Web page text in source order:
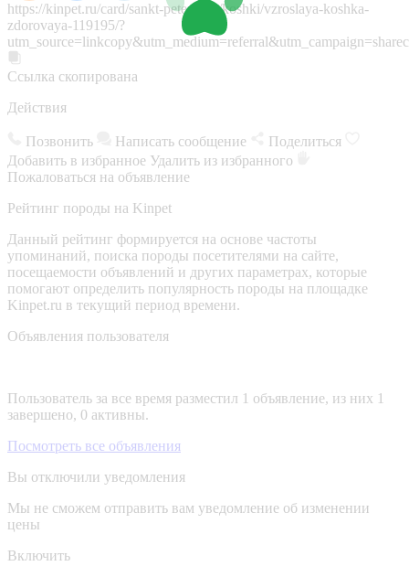
https://kinpet.ru/card/sankt-peterburg/koshki/vzroslaya-koshka-
zdorovaya-119195/?
Ссылка скопирована
Действия
Позвонить Написать сообщение
Поделиться
Добавить в избранное Удалить из избранного
Пожаловаться на объявление
Рейтинг породы на Kinpet
Данный рейтинг формируется на основе частоты
упоминаний, поиска породы посетителями на сайте,
посещаемости объявлений и других параметрах, которые
помогают определить популярность породы на площадке
Kinpet.ru в текущий период времени.
Объявления пользователя
Пользователь за все время разместил 1 объявление, из них 1
завершено, 0 активны.
Посмотреть все объявления
Вы отключили уведомления
Мы не сможем отправить вам уведомление об изменении
цены
Включить